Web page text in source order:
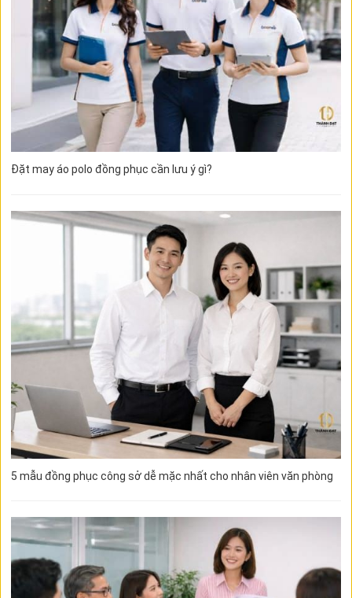
Đặt may áo polo đồng phục cần lưu ý gì?
5 mẫu đồng phục công sở dễ mặc nhất cho nhân viên văn phòng